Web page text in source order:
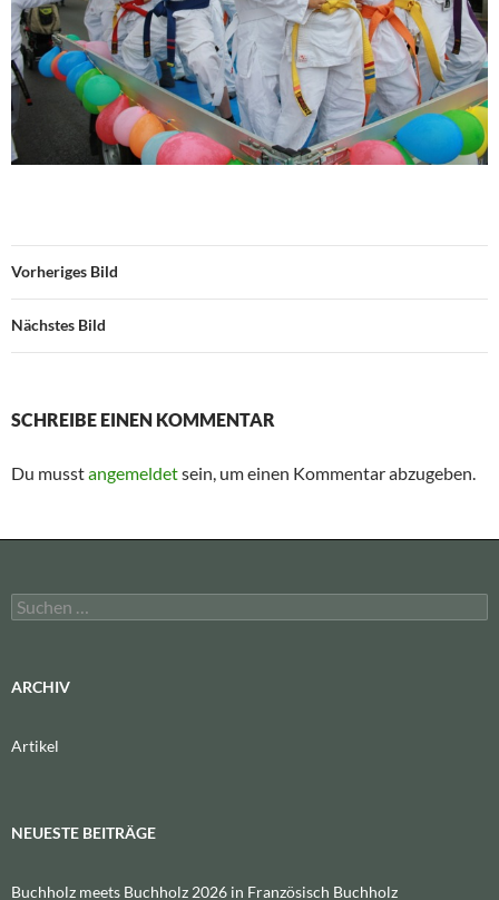
Vorheriges Bild
Nächstes Bild
SCHREIBE EINEN KOMMENTAR
Du musstangemeldetsein, um einen Kommentar abzugeben.
Suchen
nach:
ARCHIV
Artikel
NEUESTE BEITRÄGE
Buchholz meets Buchholz 2026 in Französisch Buchholz